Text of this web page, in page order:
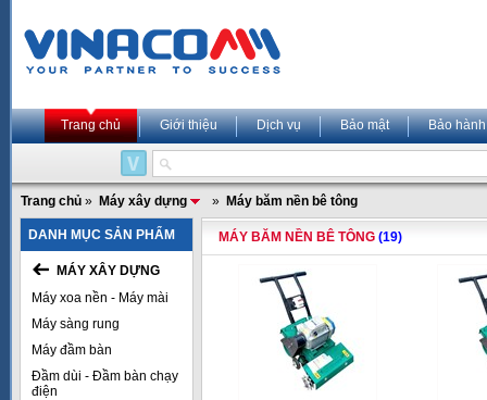
Trang chủ Giới thiệu Dịch vụ Bảo mật Bảo hành
Trang chủ » Máy xây dựng » Máy băm nền bê tông
DANH MỤC SẢN PHẨM
MÁY XÂY DỰNG
Máy xoa nền - Máy mài
Máy sàng rung
Máy đầm bàn
Đầm dùi - Đầm bàn chạy
điện
MÁY BĂM NỀN BÊ TÔNG (19)